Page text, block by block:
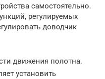
самостоятельно.
регулируемых
доводчик
движения полотна.
установить